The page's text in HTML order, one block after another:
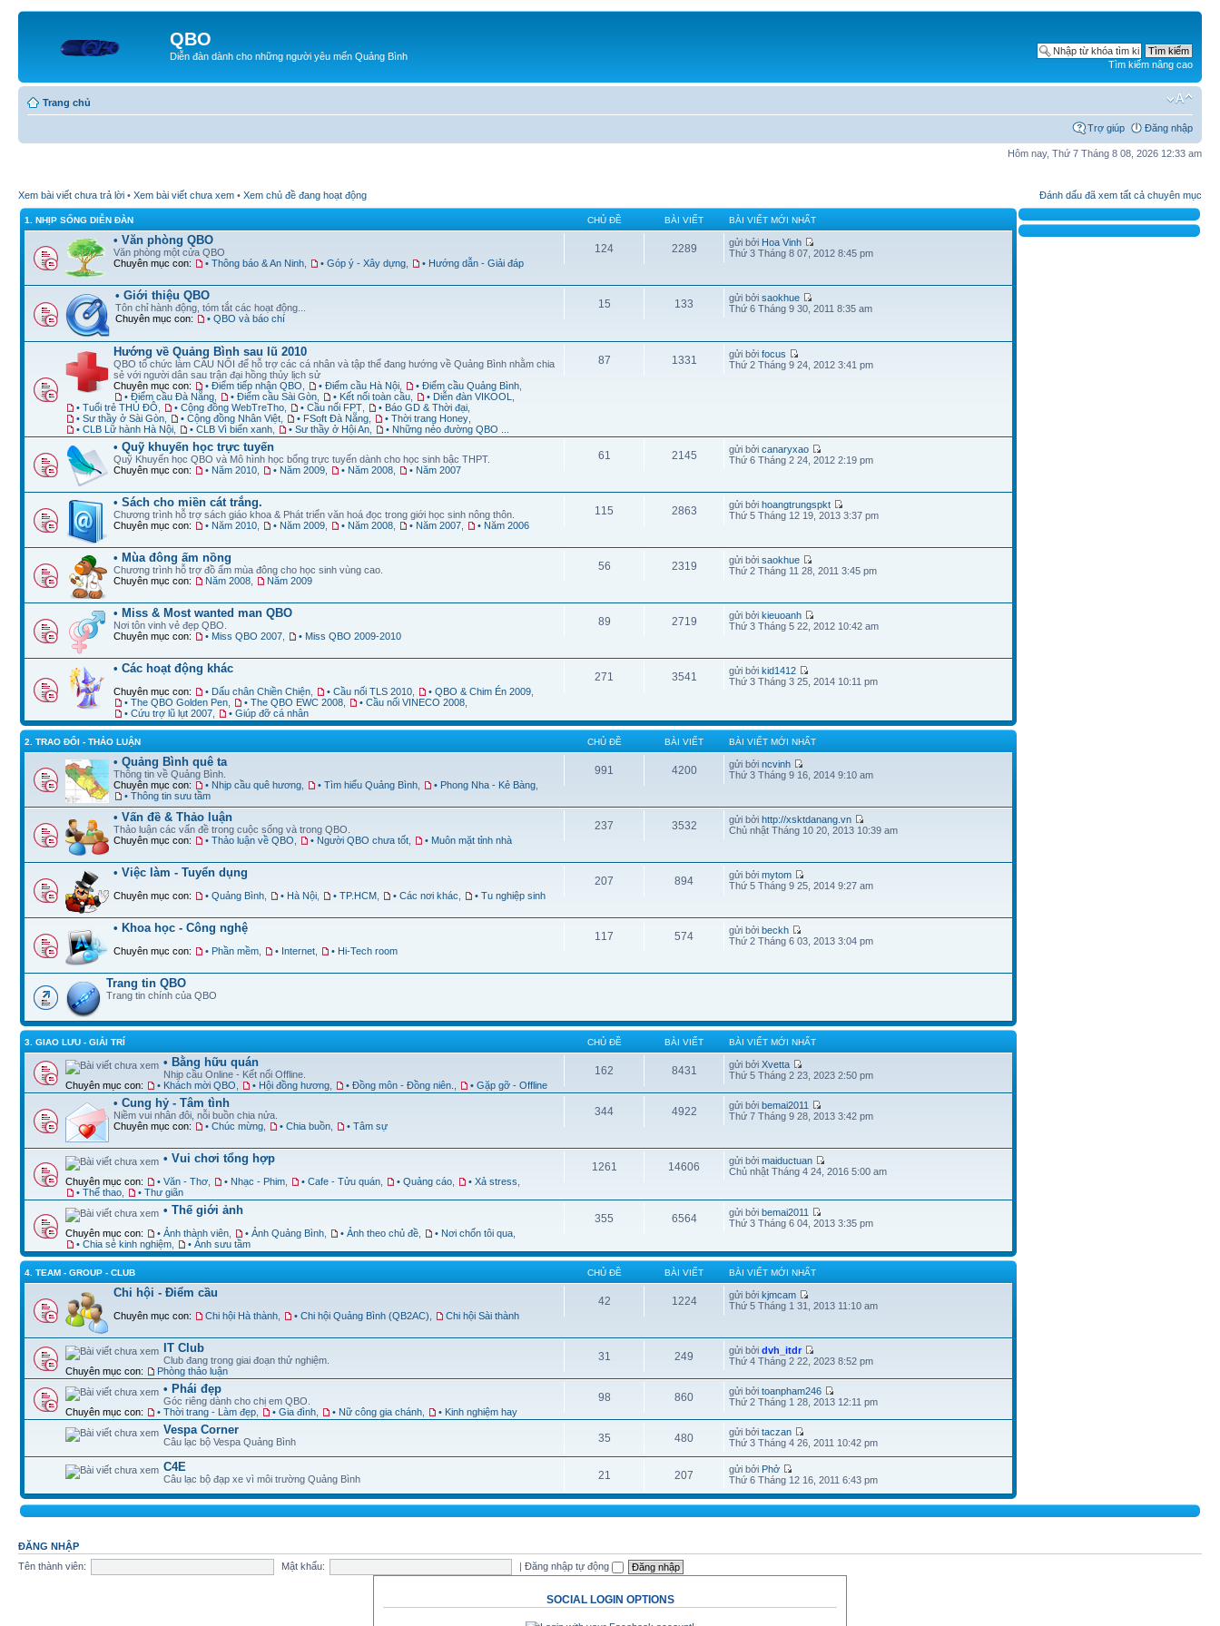
QBO
Diễn đàn dành cho những người yêu mến Quảng Bình
Tìm kiếm nâng cao
Trang chủ
Trợ giúp Đăng nhập
Hôm nay, Thứ 7 Tháng 8 08, 2026 12:33 am
Xem bài viết chưa trả lời • Xem bài viết chưa xem • Xem chủ đề đang hoạt động Đánh dấu đã xem tất cả chuyên mục
1. NHỊP SỐNG DIỄN ĐÀN CHỦ ĐỀ BÀI VIẾT BÀI VIẾT MỚI NHẤT
• Văn phòng QBO
Văn phòng một cửa QBO
Chuyên mục con:
• Thông báo & An Ninh • Góp ý - Xây dựng • Hướng dẫn - Giải đáp
124 2289 gửi bởi Hoa Vinh
Thứ 3 Tháng 8 07, 2012 8:45 pm
• Giới thiệu QBO
Tôn chỉ hành động, tóm tắt các hoạt động...
Chuyên mục con:
• QBO và báo chí
15 133 gửi bởisaokhue
Thứ 6 Tháng 9 30, 2011 8:35 am
Hướng về Quảng Bình sau lũ 2010
QBO tổ chức làm CẦU NỐI để hỗ trợ các cá nhân và tập thể đang hướng về Quảng Bình nhằm chia
sẻ với người dân sau trận đại hồng thủy lịch sử
Chuyên mục con:
• Điểm tiếp nhận QBO • Điểm cầu Hà Nội • Điểm cầu Quảng Bình
• Điểm cầu Đà Nẵng
• Điểm cầu Sài Gòn • Kết nối toàn cầu • Diễn đàn VIKOOL
• Tuổi trẻ THỦ ĐÔ
• Cộng đồng WebTreTho • Cầu nối FPT • Báo GD & Thời đại
• Sư thầy ở Sài Gòn
• Cộng đồng Nhân Việt • FSoft Đà Nẵng • Thời trang Honey
• CLB Lữ hành Hà Nội
• CLB Vì biển xanh • Sư thầy ở Hội An • Những nẻo đường QBO ...
87 1331 gửi bởifocus
Thứ 2 Tháng 9 24, 2012 3:41 pm
• Quỹ khuyến học trực tuyến
Quỹ Khuyến học QBO và Mô hình học bổng trực tuyến dành cho học sinh bậc THPT.
Chuyên mục con:
• Năm 2010 • Năm 2009 • Năm 2008 • Năm 2007
61 2145 gửi bởicanaryxao
Thứ 6 Tháng 2 24, 2012 2:19 pm
• Sách cho miền cát trắng.
Chương trình hỗ trợ sách giáo khoa & Phát triển văn hoá đọc trong giới học sinh nông thôn.
Chuyên mục con:
• Năm 2010 • Năm 2009 • Năm 2008 • Năm 2007 • Năm 2006
115 2863 gửi bởihoangtrungspkt
Thứ 5 Tháng 12 19, 2013 3:37 pm
• Mùa đông ấm nồng
Chương trình hỗ trợ đồ ấm mùa đông cho học sinh vùng cao.
Chuyên mục con:
Năm 2008 Năm 2009
56 2319 gửi bởisaokhue
Thứ 2 Tháng 11 28, 2011 3:45 pm
• Miss & Most wanted man QBO
Nơi tôn vinh vẻ đẹp QBO.
Chuyên mục con:
• Miss QBO 2007 • Miss QBO 2009-2010
89 2719 gửi bởikieuoanh
Thứ 3 Tháng 5 22, 2012 10:42 am
• Các hoạt động khác
Chuyên mục con: • Dấu chân Chiền Chiện • Cầu nối TLS 2010 • QBO & Chim Én 2009
• The QBO Golden Pen
• The QBO EWC 2008 • Cầu nối VINECO 2008
• Cứu trợ lũ lụt 2007
• Giúp đỡ cá nhân
271 3541 gửi bởikid1412
Thứ 3 Tháng 3 25, 2014 10:11 pm
2. TRAO ĐỔI - THẢO LUẬN CHỦ ĐỀ BÀI VIẾT BÀI VIẾT MỚI NHẤT
• Quảng Bình quê ta
Thông tin về Quảng Bình.
Chuyên mục con:
• Nhịp cầu quê hương • Tìm hiểu Quảng Bình • Phong Nha - Kẻ Bàng
• Thông tin sưu tầm
991 4200 gửi bởincvinh
Thứ 3 Tháng 9 16, 2014 9:10 am
• Vấn đề & Thảo luận
Thảo luận các vấn đề trong cuộc sống và trong QBO.
Chuyên mục con:
• Thảo luận về QBO • Người QBO chưa tốt • Muôn mặt tỉnh nhà
237 3532 gửi bởihttp://xsktdanang.vn
Chủ nhật Tháng 10 20, 2013 10:39 am
• Việc làm - Tuyển dụng
Chuyên mục con: • Quảng Bình • Hà Nội • TP.HCM • Các nơi khác • Tu nghiệp sinh
207 894 gửi bởimytom
Thứ 5 Tháng 9 25, 2014 9:27 am
• Khoa học - Công nghệ
Chuyên mục con: • Phần mềm • Internet • Hi-Tech room
117 574 gửi bởibeckh
Thứ 2 Tháng 6 03, 2013 3:04 pm
Trang tin QBO
Trang tin chính của QBO
3. GIAO LƯU - GIẢI TRÍ CHỦ ĐỀ BÀI VIẾT BÀI VIẾT MỚI NHẤT
• Bằng hữu quán
Nhịp cầu Online - Kết nối Offline.
Chuyên mục con:
• Khách mời QBO • Hội đồng hương • Đồng môn - Đồng niên. • Gặp gỡ - Offline
162 8431 gửi bởiXvetta
Thứ 5 Tháng 2 23, 2023 2:50 pm
• Cung hỷ - Tâm tình
Niềm vui nhân đôi, nỗi buồn chia nửa.
Chuyên mục con:
• Chúc mừng • Chia buồn • Tâm sự
344 4922 gửi bởibemai2011
Thứ 7 Tháng 9 28, 2013 3:42 pm
• Vui chơi tổng hợp
Chuyên mục con: • Văn - Thơ • Nhạc - Phim • Cafe - Tửu quán • Quảng cáo • Xả stress
• Thể thao
• Thư giãn
1261 14606 gửi bởimaiductuan
Chủ nhật Tháng 4 24, 2016 5:00 am
• Thế giới ảnh
Chuyên mục con: • Ảnh thành viên • Ảnh Quảng Bình • Ảnh theo chủ đề • Nơi chốn tôi qua
• Chia sẻ kinh nghiệm
• Ảnh sưu tầm
355 6564 gửi bởibemai2011
Thứ 3 Tháng 6 04, 2013 3:35 pm
4. TEAM - GROUP - CLUB CHỦ ĐỀ BÀI VIẾT BÀI VIẾT MỚI NHẤT
Chi hội - Điểm cầu
Chuyên mục con: Chi hội Hà thành • Chi hội Quảng Bình (QB2AC) Chi hội Sài thành
42 1224 gửi bởikjmcam
Thứ 5 Tháng 1 31, 2013 11:10 am
IT Club
Club đang trong giai đoạn thử nghiệm.
Chuyên mục con:
Phòng thảo luận
31 249 gửi bởidvh_itdr
Thứ 4 Tháng 2 22, 2023 8:52 pm
• Phái đẹp
Góc riêng dành cho chị em QBO.
Chuyên mục con:
• Thời trang - Làm đẹp • Gia đình • Nữ công gia chánh • Kinh nghiệm hay
98 860 gửi bởitoanpham246
Thứ 2 Tháng 1 28, 2013 12:11 pm
Vespa Corner
Câu lạc bộ Vespa Quảng Bình 35 480 gửi bởitaczan
Thứ 3 Tháng 4 26, 2011 10:42 pm
C4E
Câu lạc bộ đạp xe vì môi trường Quảng Bình 21 207 gửi bởi Phở
Thứ 6 Tháng 12 16, 2011 6:43 pm
ĐĂNG NHẬP
Tên thành viên:
Mật khẩu: |Đăng nhập tự động
SOCIAL LOGIN OPTIONS